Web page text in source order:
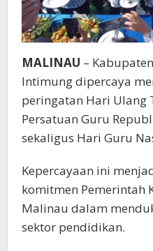
MALINAU –
Intimung dipercaya
peringatan Hari Ulang
Persatuan Guru
sekaligus Hari Guru
Kepercayaan ini
komitmen Pemerintah
Malinau dalam
sektor pendidikan.